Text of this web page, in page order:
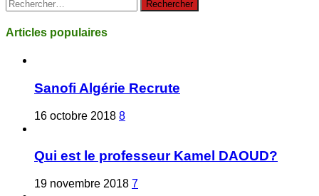
Articles populaires
Sanofi Algérie Recrute
16 octobre 2018 8
Qui est le professeur Kamel DAOUD?
19 novembre 2018 7